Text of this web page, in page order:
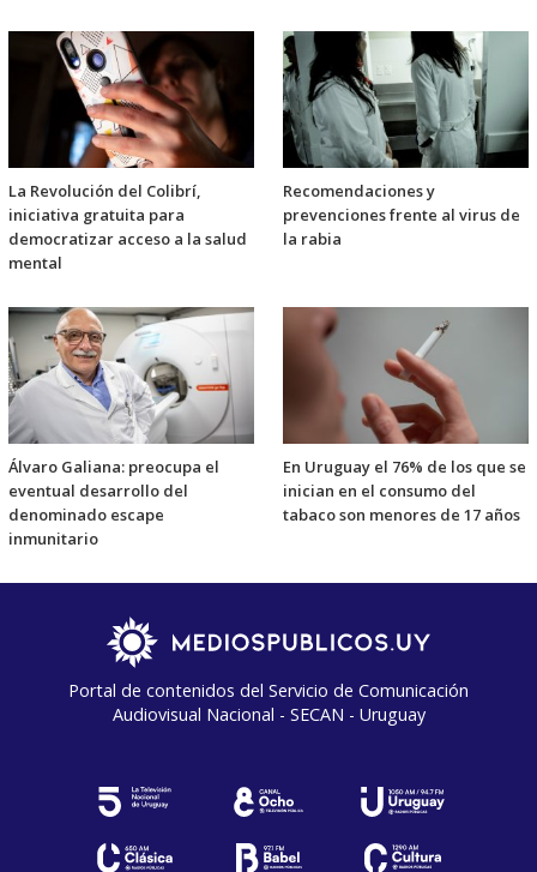
La Revolución del Colibrí,
iniciativa gratuita para
democratizar acceso a la salud
mental
Recomendaciones y
prevenciones frente al virus de
la rabia
Álvaro Galiana: preocupa el
eventual desarrollo del
denominado escape
inmunitario
En Uruguay el 76% de los que se
inician en el consumo del
tabaco son menores de 17 años
Portal de contenidos del Servicio de Comunicación
Audiovisual Nacional - SECAN - Uruguay